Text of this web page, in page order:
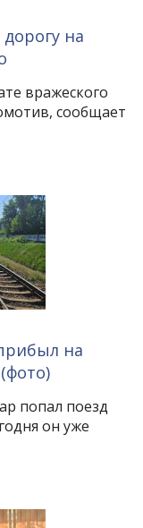
на
вражеского
сообщает
на
попал поезд
он уже